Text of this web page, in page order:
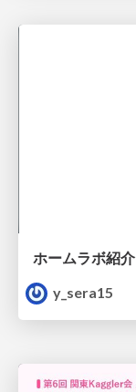
ホームラボ紹介
y_sera15